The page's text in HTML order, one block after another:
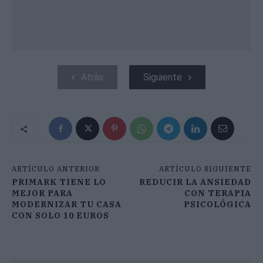
Atrás Siguiente
ARTÍCULO ANTERIOR
PRIMARK TIENE LO
MEJOR PARA
MODERNIZAR TU CASA
CON SOLO 10 EUROS
ARTÍCULO SIGUIENTE
REDUCIR LA ANSIEDAD
CON TERAPIA
PSICOLÓGICA